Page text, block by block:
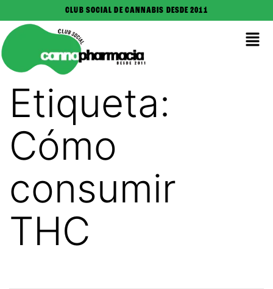
CLUB SOCIAL DE CANNABIS DESDE 2011
Etiqueta:
Cómo
consumir
THC